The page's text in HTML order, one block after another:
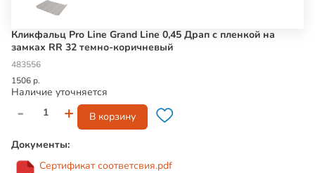
Кликфальц Pro Line Grand Line 0,45 Драп с пленкой на
замках RR 32 темно-коричневый
483556
1506 р.
Наличие уточняется
- + В корзину
Документы:
Сертификат соответсвия.pdf